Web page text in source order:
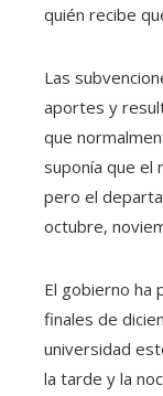
quién recibe
Las
aportes y
que
suponía que el
pero el
octubre,
El gobierno ha
finales de
universidad
la tarde y la